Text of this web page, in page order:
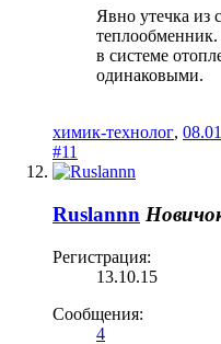
Явно утечка из
в системе
одинаковыми.
химик-технолог,
#11
Ruslannn
Регистрация:
13.10.15
Сообщения:
4